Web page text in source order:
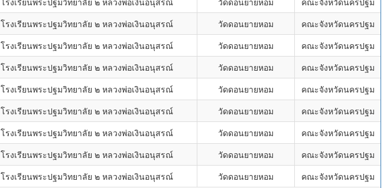
โรงเรียนพระปฐมวิทยาลัย ๒ หลวงพ่อเงินอนุสรณ์ วัดดอนยายหอม
คณะจังหวัดนครปฐม
โรงเรียนพระปฐมวิทยาลัย ๒ หลวงพ่อเงินอนุสรณ์ วัดดอนยายหอม
คณะจังหวัดนครปฐม
โรงเรียนพระปฐมวิทยาลัย ๒ หลวงพ่อเงินอนุสรณ์ วัดดอนยายหอม
คณะจังหวัดนครปฐม
โรงเรียนพระปฐมวิทยาลัย ๒ หลวงพ่อเงินอนุสรณ์ วัดดอนยายหอม
คณะจังหวัดนครปฐม
โรงเรียนพระปฐมวิทยาลัย ๒ หลวงพ่อเงินอนุสรณ์ วัดดอนยายหอม
คณะจังหวัดนครปฐม
โรงเรียนพระปฐมวิทยาลัย ๒ หลวงพ่อเงินอนุสรณ์ วัดดอนยายหอม
คณะจังหวัดนครปฐม
โรงเรียนพระปฐมวิทยาลัย ๒ หลวงพ่อเงินอนุสรณ์ วัดดอนยายหอม
คณะจังหวัดนครปฐม
โรงเรียนพระปฐมวิทยาลัย ๒ หลวงพ่อเงินอนุสรณ์ วัดดอนยายหอม คณะจังหวัดนครปฐม